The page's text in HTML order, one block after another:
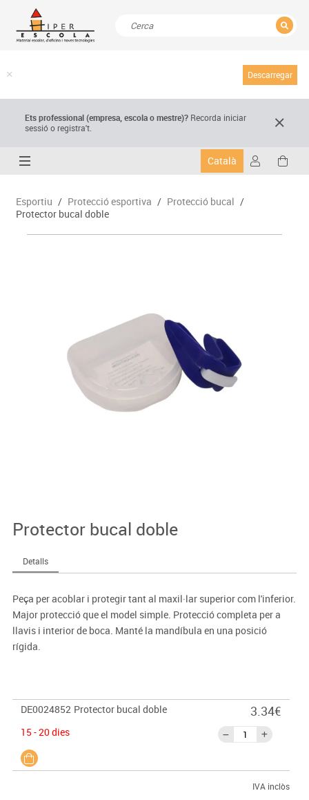
Descarregar
Ets professional (empresa,escola o mestre)? Recorda iniciar
sessió o registra't.
Català
Esportiu / Protecció esportiva / Protecció bucal /
Protector bucal doble
Protector bucal doble
Detalls
Peça per acoblar i protegir tant al maxil·lar superior com l'inferior.
Major protecció que el model simple. Protecció completa per a
llavis i interior de boca. Manté la mandíbula en una posició
rígida.
DE0024852 Protector bucal doble
15 - 20 dies
3.34€
IVA inclòs